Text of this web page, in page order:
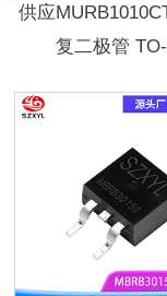
供应
复二极管